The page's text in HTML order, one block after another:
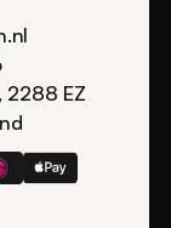
2288 EZ